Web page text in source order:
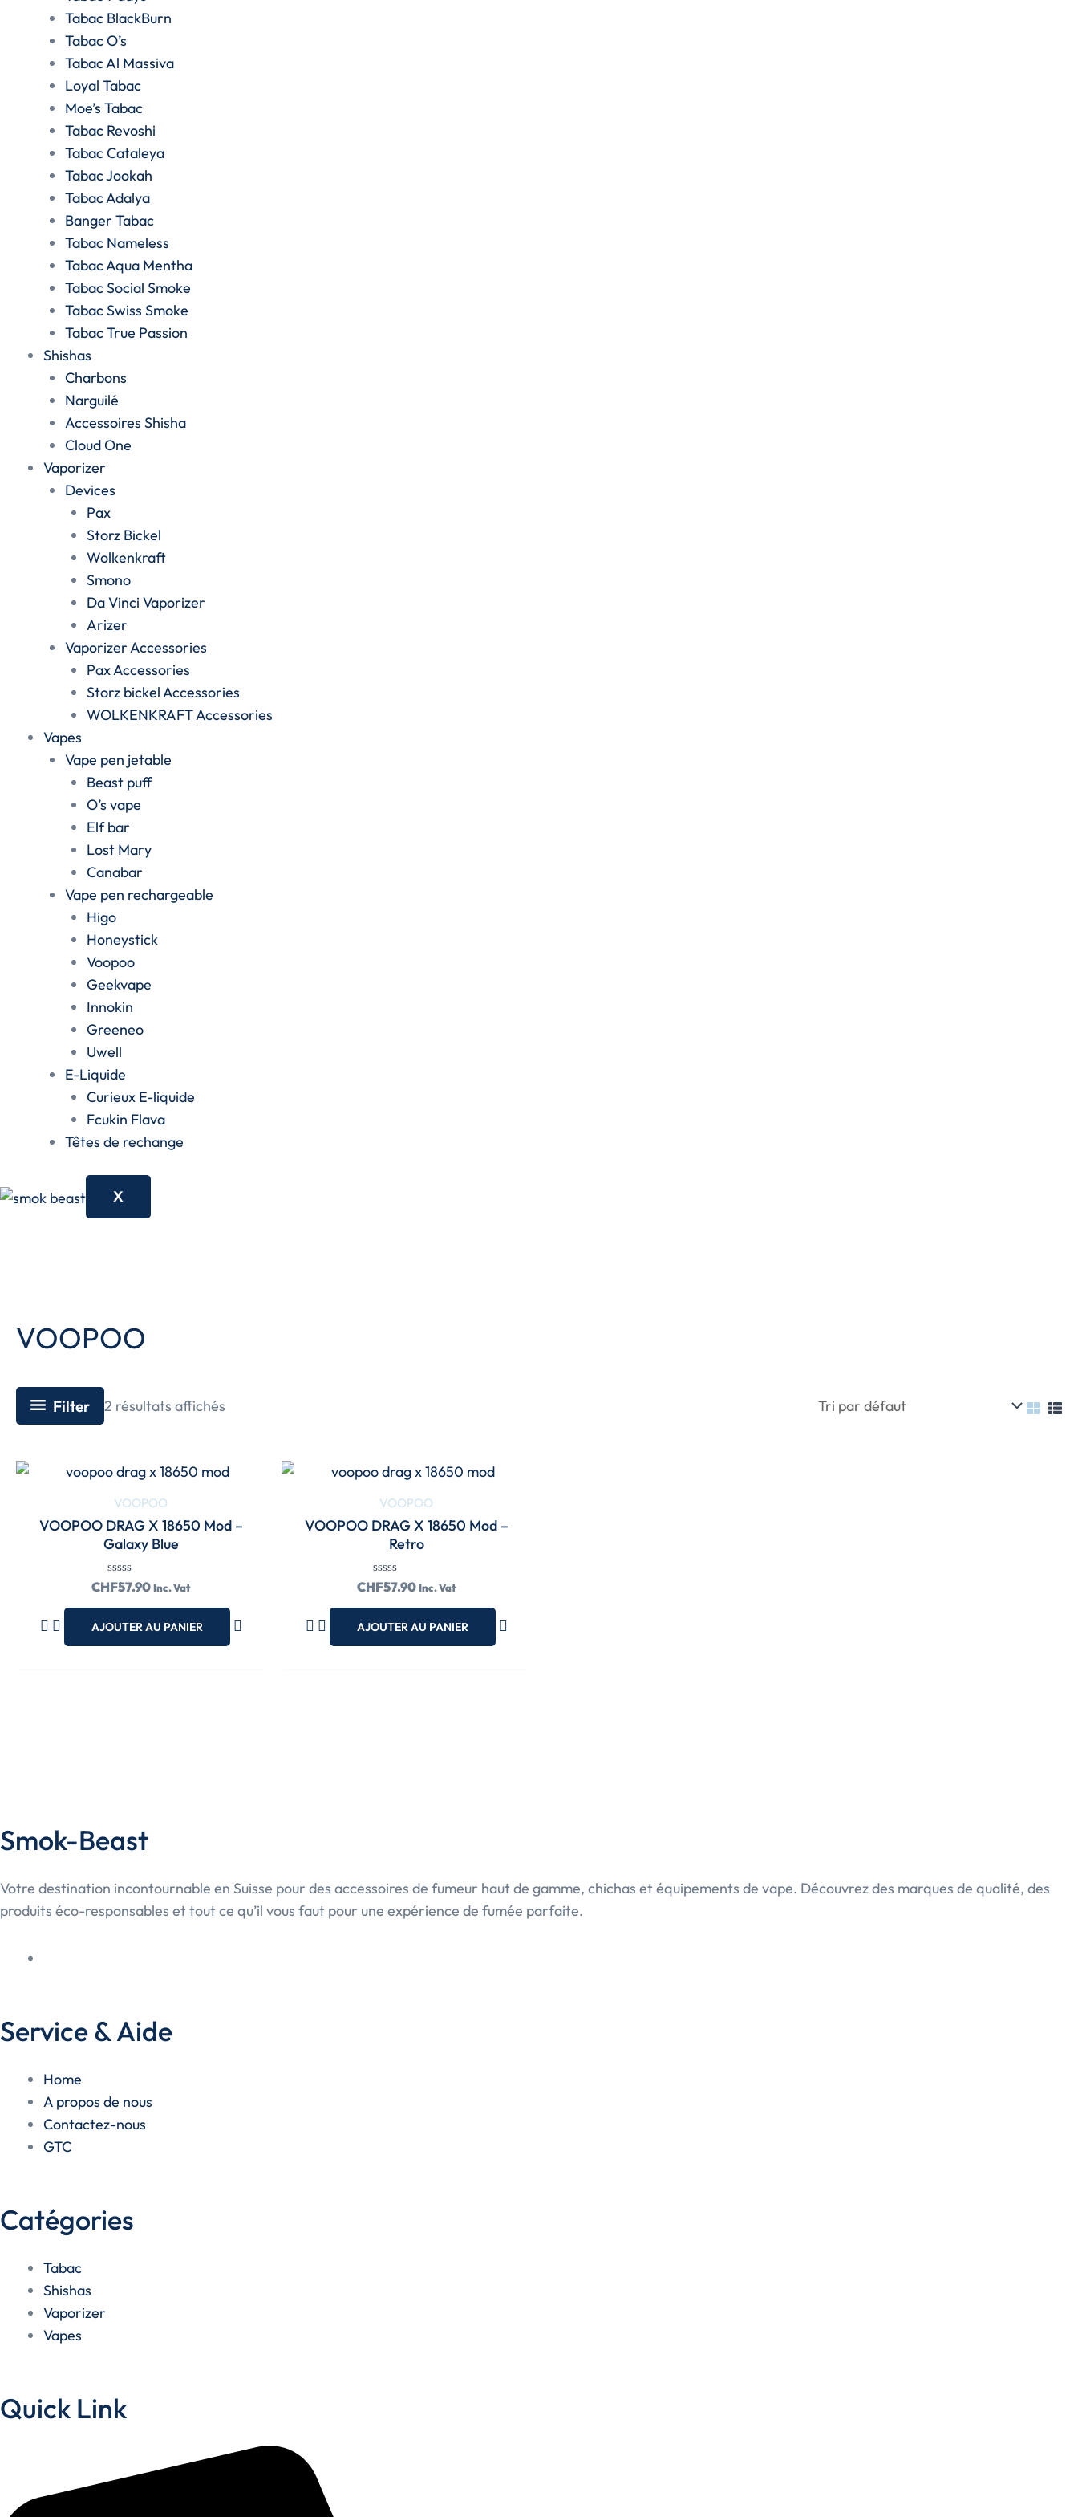
Tabac BlackBurn
Tabac O’s
Tabac Al Massiva
Loyal Tabac
Moe’s Tabac
Tabac Revoshi
Tabac Cataleya
Tabac Jookah
Tabac Adalya
Banger Tabac
Tabac Nameless
Tabac Aqua Mentha
Tabac Social Smoke
Tabac Swiss Smoke
Tabac True Passion
Shishas
Charbons
Narguilé
Accessoires Shisha
Cloud One
Vaporizer
Devices
Pax
Storz Bickel
Wolkenkraft
Smono
Da Vinci Vaporizer
Arizer
Vaporizer Accessories
Pax Accessories
Storz bickel Accessories
WOLKENKRAFT Accessories
Vapes
Vape pen jetable
Beast puff
O’s vape
Elf bar
Lost Mary
Canabar
Vape pen rechargeable
Higo
Honeystick
Voopoo
Geekvape
Innokin
Greeneo
Uwell
E-Liquide
Curieux E-liquide
Fcukin Flava
Têtes de rechange
X
VOOPOO
Filter 2 résultats affichés
VOOPOO
VOOPOO DRAG X 18650 Mod –
Galaxy Blue
Note
sur
5
CHF57.90Inc. Vat
AJOUTER AU PANIER
VOOPOO
VOOPOO DRAG X 18650 Mod –
Retro
Note
sur
5
CHF57.90Inc. Vat
AJOUTER AU PANIER
Smok-Beast
Votre destination incontournable en Suisse pour des accessoires de fumeur haut de gamme, chichas et équipements de vape. Découvrez des marques de qualité, des
produits éco-responsables et tout ce qu’il vous faut pour une expérience de fumée parfaite.
Service & Aide
Home
A propos de nous
Contactez-nous
GTC
Catégories
Tabac
Shishas
Vaporizer
Vapes
Quick Link